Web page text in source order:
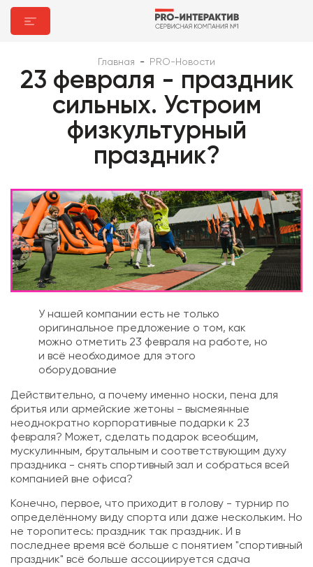
Главная - PRO-Новости
23 февраля - праздник
сильных. Устроим
физкультурный
праздник?
У нашей компании есть не только
оригинальное предложение о том, как
можно отметить 23 февраля на работе, но
и всё необходимое для этого
оборудование
Действительно, а почему именно носки, пена для
бритья или армейские жетоны - высмеянные
неоднократно корпоративные подарки к 23
февраля? Может, сделать подарок всеобщим,
мускулинным, брутальным и соответствующим духу
праздника - снять спортивный зал и собраться всей
компанией вне офиса?
Конечно, первое, что приходит в голову - турнир по
определённому виду спорта или даже нескольким. Но
не торопитесь: праздник так праздник. И в
последнее время всё больше с понятием "спортивный
праздник" всё больше ассоциируется сдача